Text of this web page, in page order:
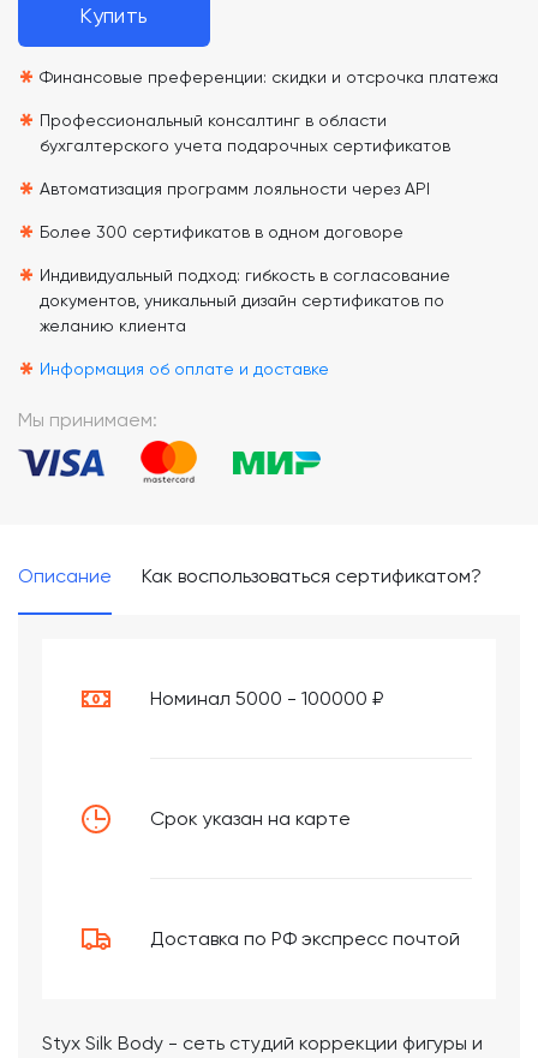
Купить
* Финансовые преференции: скидки и отсрочка платежа
* Профессиональный консалтинг в области
бухгалтерского учета подарочных сертификатов
* Автоматизация программ лояльности через API
* Более 300 сертификатов в одном договоре
* Индивидуальный подход: гибкость в согласование
документов, уникальный дизайн сертификатов по
желанию клиента
* Информация об оплате и доставке
Мы принимаем:
Описание Как воспользоваться сертификатом?
Номинал 5000 - 100000 ₽
Срок указан на карте
Доставка по РФ экспресс почтой
Styx Silk Body - сеть студий коррекции фигуры и